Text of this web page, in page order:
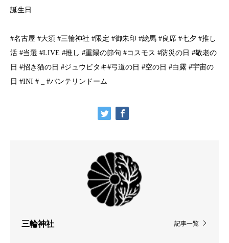
誕生日
#名古屋 #大須 #三輪神社 #限定 #御朱印 #絵馬 #良席 #七夕 #推し
活 #当選 #LIVE #推し #重陽の節句 #コスモス #防災の日 #敬老の
日 #招き猫の日 #ジュウビタキ#弓道の日 #空の日 #白露 #宇宙の
日 #INI # _ #バンテリンドーム
記事一覧
三輪神社